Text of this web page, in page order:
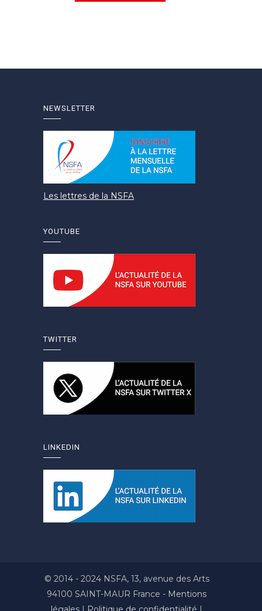
NEWSLETTER
Les lettres de la NSFA
YOUTUBE
TWITTER
LINKEDIN
© 2014 - 2024 NSFA, 13, avenue des Arts
94100 SAINT-MAUR France - Mentions